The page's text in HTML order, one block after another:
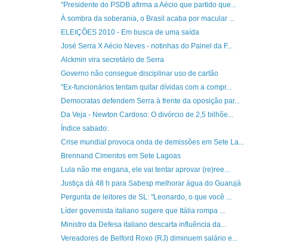
"Presidente do PSDB afirma a Aécio que partido que...
À sombra da soberania, o Brasil acaba por macular ...
ELEIÇÕES 2010 - Em busca de uma saída
José Serra X Aécio Neves - notinhas do Painel da F...
Alckmin vira secretário de Serra
Governo não consegue disciplinar uso de cartão
"Ex-funcionários tentam quitar dívidas com a compr...
Democratas defendem Serra à frente da oposição par...
Da Veja - Newton Cardoso: O divórcio de 2,5 bilhõe...
Índice sabado:
Crise mundial provoca onda de demissões em Sete La...
Brennand Cimentos em Sete Lagoas
Lula não me engana, ele vai tentar aprovar (re)ree...
Justiça dá 48 h para Sabesp melhorar água do Guarujá
Pergunta de leitores de SL: "Leonardo, o que você ...
Líder governista italiano sugere que Itália rompa ...
Ministro da Defesa italiano descarta influência da...
Vereadores de Belford Roxo (RJ) diminuem salário e...